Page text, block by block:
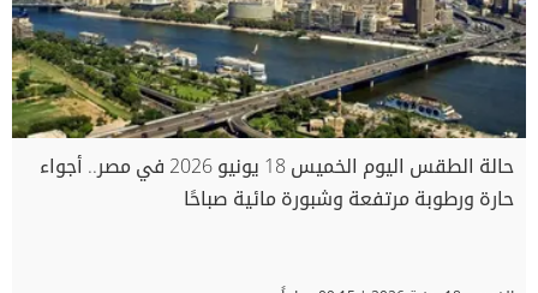
حالة الطقس اليوم الخميس 18 يونيو 2026 في مصر.. أجواء
حارة ورطوبة مرتفعة وشبورة مائية صباحًا